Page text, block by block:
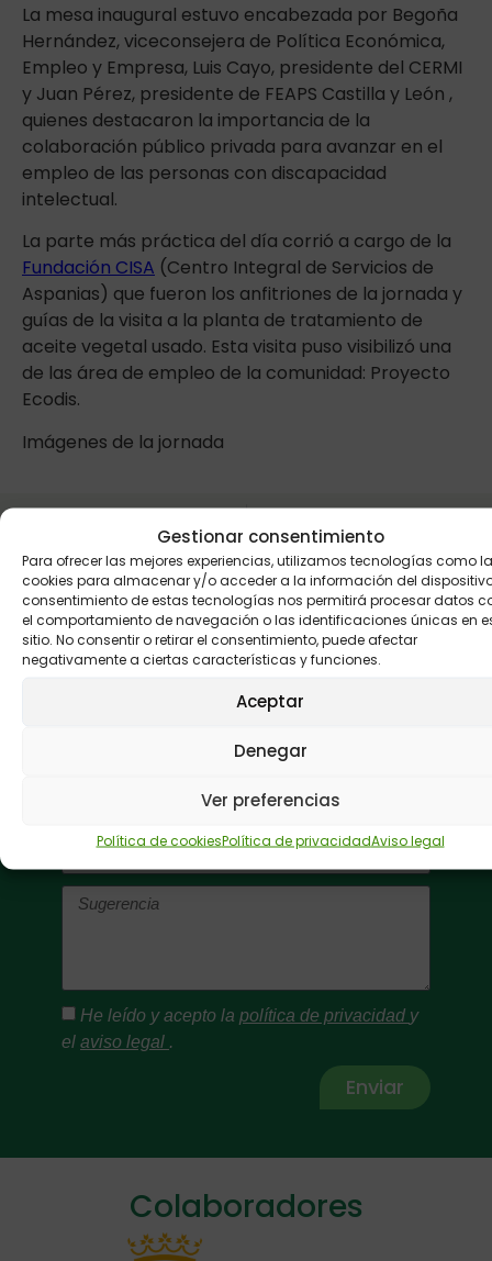
Gestionar consentimiento
Para ofrecer las mejores experiencias, utilizamos tecnologías como
cookies para almacenar y/o acceder a la información del
consentimiento de estas tecnologías nos permitirá procesar datos
el comportamiento de navegación o las identificaciones únicas en
sitio. No consentir o retirar el consentimiento, puede afectar
negativamente a ciertas características y funciones.
Aceptar
Denegar
Ver preferencias
Política de cookiesPolítica de privacidadAviso legal
La mesa inaugural estuvo encabezada por Begoña
Hernández, viceconsejera de Política Económica,
Empleo y Empresa, Luis Cayo, presidente del CERMI
y Juan Pérez, presidente de FEAPS Castilla y León ,
quienes destacaron la importancia de la
colaboración público privada para avanzar en el
empleo de las personas con discapacidad
intelectual.
La parte más práctica del día corrió a cargo de la
Fundación CISA (Centro Integral de Servicios de
Aspanias) que fueron los anfitriones de la jornada y
guías de la visita a la planta de tratamiento de
aceite vegetal usado. Esta visita puso visibilizó una
de las área de empleo de la comunidad: Proyecto
Ecodis.
Imágenes de la jornada
ANTERIOR
El lunes comienza el Encuentro Nacional de Hermanos en Conectados
SIGUIENTE
Buzón de
sugerencias:
Envíanos tus
comentarios.
He leído y acepto la política de privacidad y
el aviso legal .
Enviar
Colaboradores